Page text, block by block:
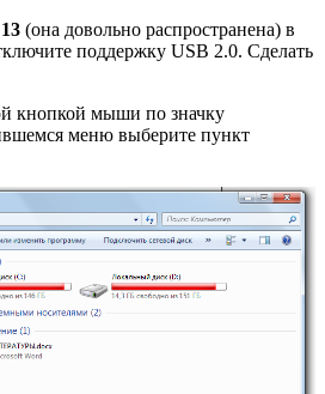
13 (она довольно распространена) в
поддержку USB 2.0. Сделать
кнопкой мыши по значку
меню выберите пункт